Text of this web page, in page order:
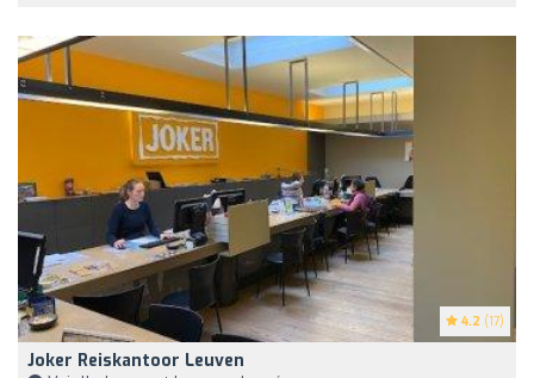
4.2 (17)
Joker Reiskantoor Leuven